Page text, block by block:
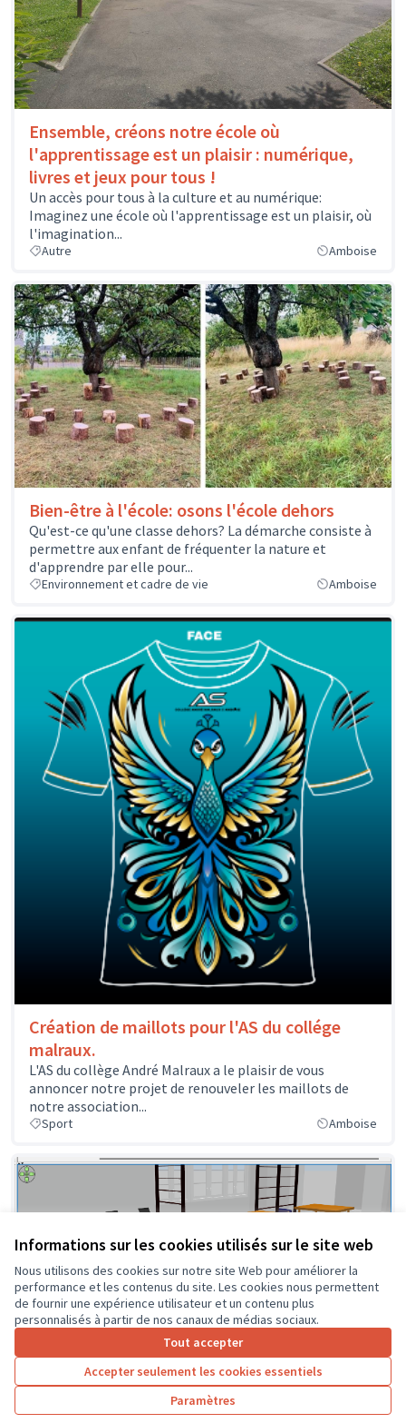
Informations sur les cookies utilisés sur le site web
Nous utilisons des cookies sur notre site Web pour améliorer la
performance et les contenus du site. Les cookies nous permettent
de fournir une expérience utilisateur et un contenu plus
personnalisés à partir de nos canaux de médias sociaux.
Tout accepter
Accepter seulement les cookies essentiels
Paramètres
Ensemble, créons notre école où
l'apprentissage est un plaisir : numérique,
livres et jeux pour tous !
Un accès pour tous à la culture et au numérique:
Imaginez une école où l'apprentissage est un plaisir, où
l'imagination...
Autre Amboise
Bien-être à l'école: osons l'école dehors
Qu'est-ce qu'une classe dehors? La démarche consiste à
permettre aux enfant de fréquenter la nature et
d'apprendre par elle pour...
Environnement et cadre de vie Amboise
Création de maillots pour l'AS du collége
malraux.
L'AS du collège André Malraux a le plaisir de vous
annoncer notre projet de renouveler les maillots de
notre association...
Sport Amboise
Salle d'étude flexible
Les élus du Conseil de la Vie Collégienne du collège
André Malraux souhaitent participer au budget
participatif afin de financer...
Environnement et cadre de vie